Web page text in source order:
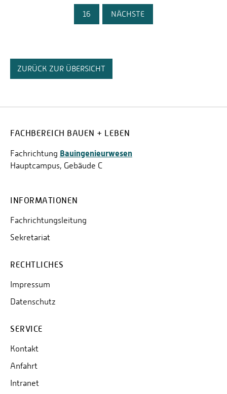
16 NÄCHSTE
ZURÜCK ZUR ÜBERSICHT
FACHBEREICH BAUEN + LEBEN
Fachrichtung Bauingenieurwesen
Hauptcampus, Gebäude C
INFORMATIONEN
Fachrichtungsleitung
Sekretariat
RECHTLICHES
Impressum
Datenschutz
SERVICE
Kontakt
Anfahrt
Intranet